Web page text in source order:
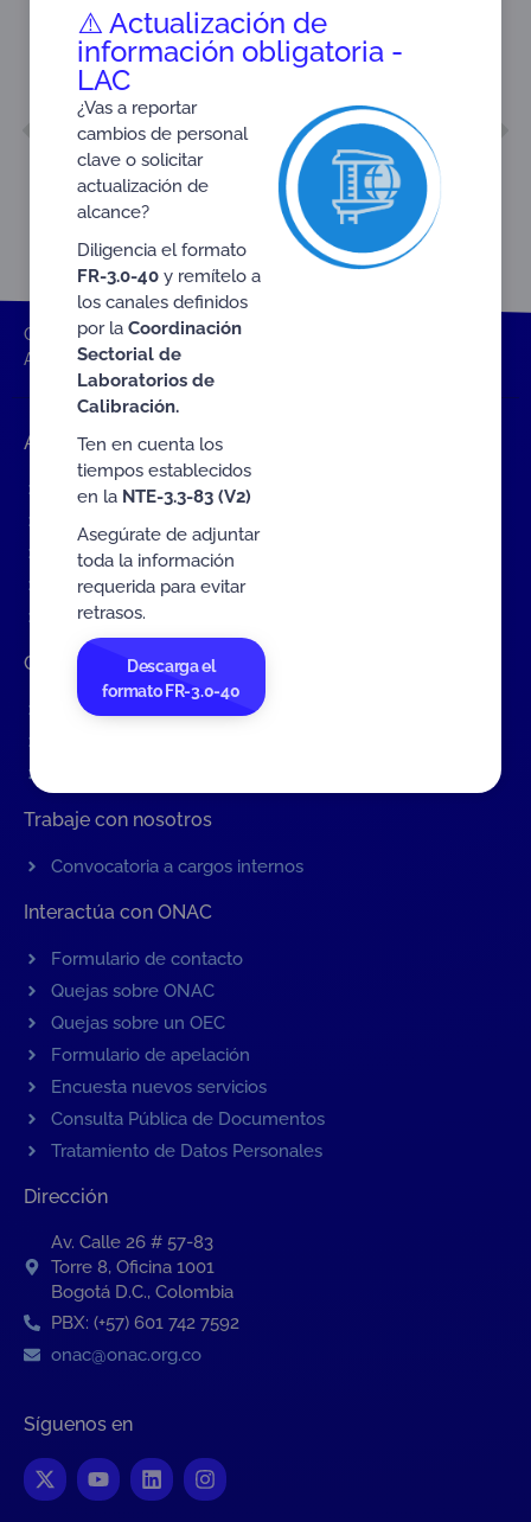
ANTERIOR
Acta No. 02 de 2025
Acta No. 32 de 2025
ONAC Inicio ONAC Documentos
Acta No. 03 de 2025
Accesos rápidos
Eventos
Servicios de ONAC
Acredítate con ONAC
Documentos
Contratación de Bienes y Servicios
Contratación de bienes y servicios
Trabaje con nosotros
Convocatoria a cargos internos
Interactúa con ONAC
Formulario de contacto
Quejas sobre ONAC
Quejas sobre un OEC
Formulario de apelación
Encuesta nuevos servicios
Consulta Pública de Documentos
Tratamiento de Datos Personales
Dirección
Av. Calle 26 # 57-83
Torre 8, Oficina 1001
Bogotá D.C., Colombia
PBX: (+57) 601 742 7592
onac@onac.org.co
Síguenos en
⚠️ Actualización de
información obligatoria -
LAC
¿Vas a reportar
cambios de personal
clave o solicitar
actualización de
alcance?
Diligencia el formato
FR-3.0-40y remítelo a
los canales definidos
por la Coordinación
Sectorial de
Laboratorios de
Calibración.
Ten en cuenta los
tiempos establecidos
en la NTE-3.3-83 (V2)
Asegúrate de adjuntar
toda la información
requerida para evitar
retrasos.
Descarga el
formato FR-3.0-40